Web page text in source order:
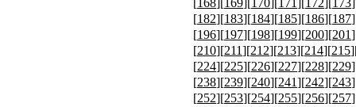
[182][183][184][185][186][187
[196][197][198][199][200][201
[210][211][212][213][214][215
[224][225][226][227][228][229
[238][239][240][241][242][243
[252][253][254][255][256][257